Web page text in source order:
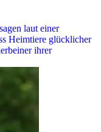
laut einer
Heimtiere glücklicher
ihrer